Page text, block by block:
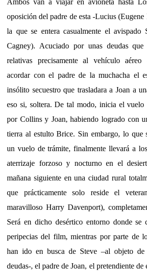
oposición del padre de esta -Lucius (Eugene
la que se entera casualmente el avispado
Cagney). Acuciado por unas deudas que
relativas precisamente al vehículo aéreo
acordar con el padre de la muchacha el
insólito secuestro que trasladara a Joan a
eso si, soltera. De tal modo, inicia el vuelo
por Collins y Joan, habiendo logrado con
tierra al estulto Brice. Sin embargo, lo que
un vuelo de trámite, finalmente llevará a
aterrizaje forzoso y nocturno en el
mañana siguiente en una ciudad rural
que prácticamente solo reside el
maravilloso Harry Davenport),
Será en dicho desértico entorno donde se
peripecias del film, mientras por parte de
han ido en busca de Steve –al objeto de
deudas-, el padre de Joan, el pretendiente de